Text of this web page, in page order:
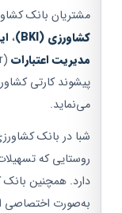
مشتریان بانک
کشاورزی (BKI)
،
مدیریت اعتبارات
پیشوند کارتی
می‌نماید.
شبا در بانک کشاورزی
روستایی که تسهیلات
دارد. همچنین بانک
به‌صورت اختصاصی